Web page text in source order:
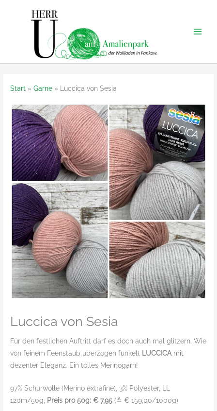
Start Garne Luccica von Sesia
Luccica von Sesia
Für den festlichen Auftritt darf es doch auch mal glitzern. Wie
von feinem Feenstaub überzogen funkelt LUCCICAmit
dezenter Eleganz. Ein tolles Merinogarn!
97% Schurwolle (Merino extrafine), 3% Polyester, LL
120m/50g, Preis pro 50g: € 7,95 (≙ € 159,00/1000g)